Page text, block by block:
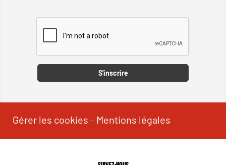
S'inscrire
Gérer les cookies - Mentions légales